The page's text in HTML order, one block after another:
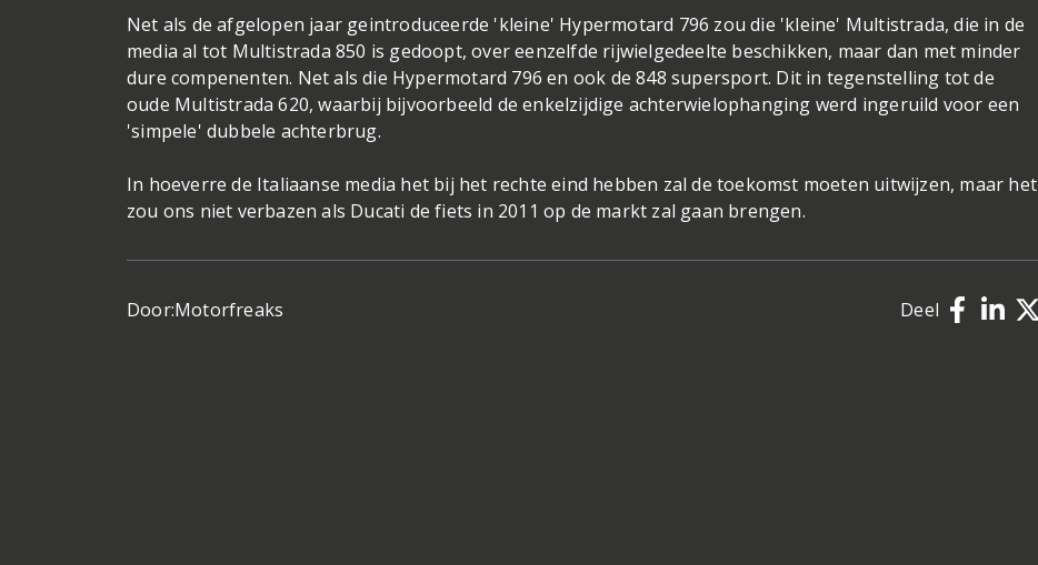
Net als de afgelopen jaar geintroduceerde 'kleine' Hypermotard 796 zou die 'kleine' Multistrada, die in de
media al tot Multistrada 850 is gedoopt, over eenzelfde rijwielgedeelte beschikken, maar dan met minder
dure compenenten. Net als die Hypermotard 796 en ook de 848 supersport. Dit in tegenstelling tot de
oude Multistrada 620, waarbij bijvoorbeeld de enkelzijdige achterwielophanging werd ingeruild voor een
'simpele' dubbele achterbrug.
In hoeverre de Italiaanse media het bij het rechte eind hebben zal de toekomst moeten uitwijzen, maar het
zou ons niet verbazen als Ducati de fiets in 2011 op de markt zal gaan brengen.
Door:Motorfreaks Deel